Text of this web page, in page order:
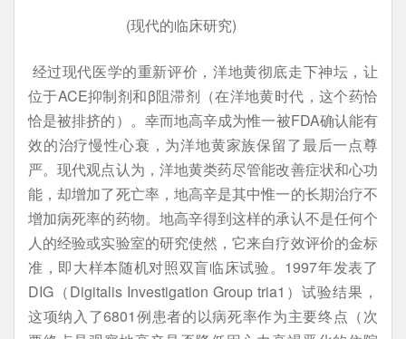
(现代的临床研究)
经过现代医学的重新评价，洋地黄彻底走下神坛，让
位于ACE抑制剂和β阻滞剂（在洋地黄时代，这个药恰
恰是被排挤的）。幸而地高辛成为惟一被FDA确认能有
效的治疗慢性心衰，为洋地黄家族保留了最后一点尊
严。现代观点认为，洋地黄类药尽管能改善症状和心功
能，却增加了死亡率，地高辛是其中惟一的长期治疗不
增加病死率的药物。地高辛得到这样的承认不是任何个
人的经验或实验室的研究使然，它来自疗效评价的金标
准，即大样本随机对照双盲临床试验。1997年发表了
DIG（Digitalis Investigation Group tria1）试验结果，
这项纳入了6801例患者的以病死率作为主要终点（次